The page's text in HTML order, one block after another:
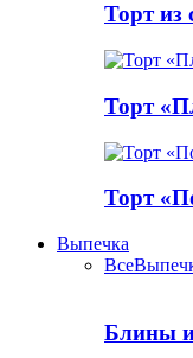
Торт из
Торт
Торт
Выпечка
Все
Блины